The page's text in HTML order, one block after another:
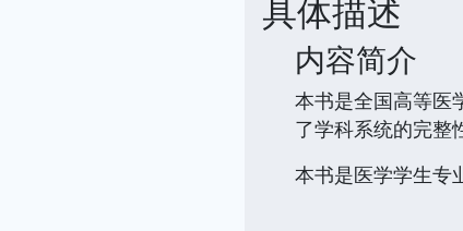
具体描述
内容简介
本书是全国高等医
了学科系统的完整
本书是医学学生专